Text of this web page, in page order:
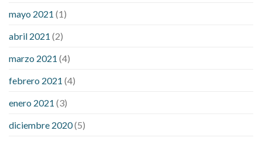
mayo 2021 (1)
abril 2021 (2)
marzo 2021 (4)
febrero 2021 (4)
enero 2021 (3)
diciembre 2020(5)